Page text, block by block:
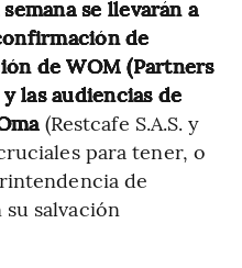
semana se llevarán a
de
de WOM (Partners
las audiencias de
(Restcafe S.A.S. y
para tener, o
de
su salvación